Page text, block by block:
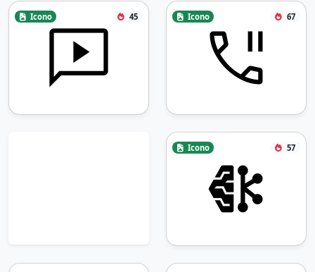
Icono 45 Icono 67
Icono 57